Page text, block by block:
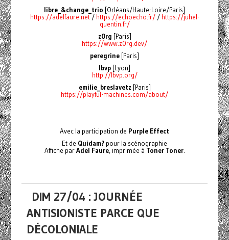
libre_&change_trio [Orléans/Haute-Loire/Paris]
https://adelfaure.net/ https://echoecho.fr// https://juhel-
quentin.fr/
z0rg [Paris]
https://www.z0rg.dev/
peregrine [Paris]
lbvp [Lyon]
http://lbvp.org/
emilie_breslavetz [Paris]
https://playful-machines.com/about/
Avec la participation de Purple Effect
Et de Quidam? pour la scénographie
Affiche parAdel Faure, imprimée à Toner Toner.
DIM 27/04 : JOURNÉE
ANTISIONISTE PARCE QUE
DÉCOLONIALE